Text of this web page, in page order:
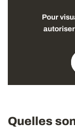
Pour
Quelles